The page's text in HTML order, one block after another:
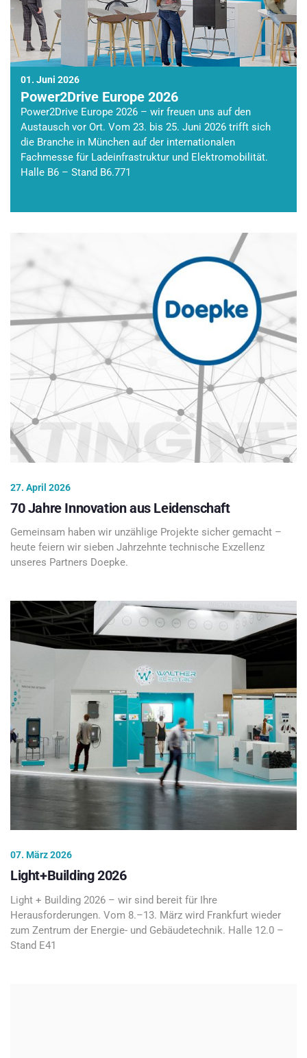
01. Juni 2026
Power2Drive Europe 2026
Power2Drive Europe 2026 – wir freuen uns auf den
Austausch vor Ort. Vom 23. bis 25. Juni 2026 trifft sich
die Branche in München auf der internationalen
Fachmesse für Ladeinfrastruktur und Elektromobilität.
Halle B6 – Stand B6.771
27. April 2026
70 Jahre Innovation aus Leidenschaft
Gemeinsam haben wir unzählige Projekte sicher gemacht –
heute feiern wir sieben Jahrzehnte technische Exzellenz
unseres Partners Doepke.
07. März 2026
Light+Building 2026
Light + Building 2026 – wir sind bereit für Ihre
Herausforderungen. Vom 8.–13. März wird Frankfurt wieder
zum Zentrum der Energie- und Gebäudetechnik. Halle 12.0 –
Stand E41